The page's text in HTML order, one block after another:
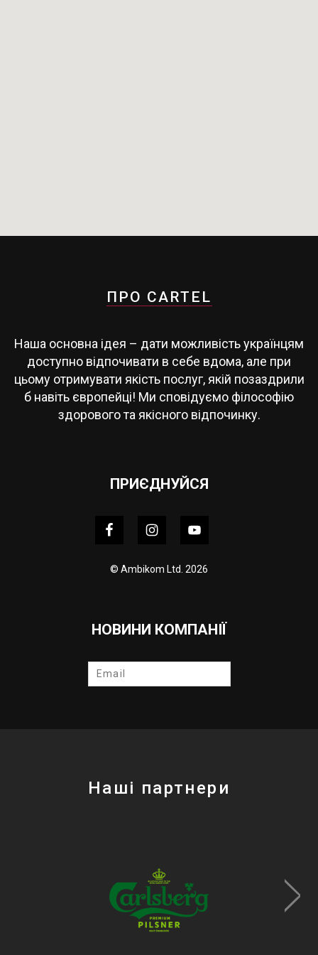
ПРО CARTEL
Наша основна ідея – дати можливість українцям
доступно відпочивати в себе вдома, але при
цьому отримувати якість послуг, якій позаздрили
б навіть європейці! Ми сповідуємо філософію
здорового та якісного відпочинку.
ПРИЄДНУЙСЯ
© Ambikom Ltd. 2026
НОВИНИ КОМПАНІЇ
Наші партнери